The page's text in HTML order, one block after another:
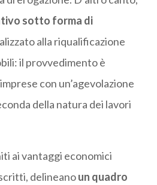
sotto forma di
alla riqualificazione
il provvedimento è
con un’agevolazione
della natura dei lavori
ai vantaggi economici
delineanoun quadro